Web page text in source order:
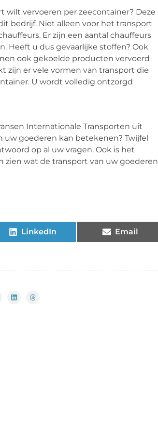
wilt vervoeren per zeecontainer? Deze
bedrijf. Niet alleen voor het transport
Er zijn een aantal chauffeurs
Heeft u dus gevaarlijke stoffen? Ook
ook gekoelde producten vervoerd
zijn er vele vormen van transport die
U wordt volledig ontzorgd
Internationale Transporten uit
goederen kan betekenen? Twijfel
op al uw vragen. Ook is het
zien wat de transport van uw goederen
LinkedIn Email